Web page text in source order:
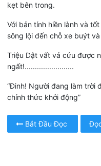
kẹt bên trong.
Với bản tính hiền lành và
sông lội đến chỗ xe buýt
Triệu Dật vất vả cứu được
ngất!........................
“Đinh! Người đang làm trời
chính thức khởi động”
Bắt Đầu Đọc